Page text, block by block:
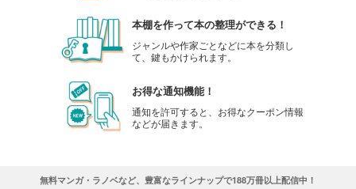
本棚を作って本の整理ができる！
ジャンルや作家ごとなどに本を分類し
て、鍵もかけられます。
お得な通知機能！
通知を許可すると、お得なクーポン情報
などが届きます。
無料マンガ・ラノベなど、豊富なラインナップで188万冊以上配信中！